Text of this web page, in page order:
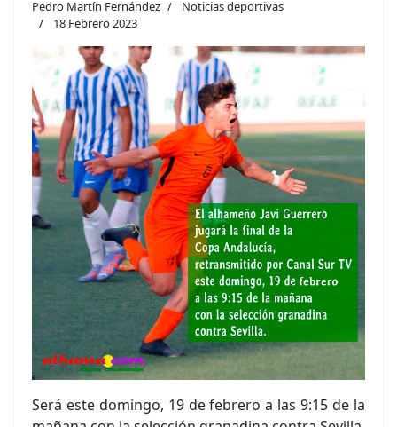
Pedro Martín Fernández
Noticias deportivas
18 Febrero 2023
Será este domingo, 19 de febrero a las 9:15 de la